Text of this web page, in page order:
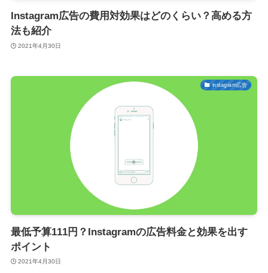
Instagram広告の費用対効果はどのくらい？高める方
法も紹介
2021年4月30日
instagram広告
最低予算111円？Instagramの広告料金と効果を出す
ポイント
2021年4月30日